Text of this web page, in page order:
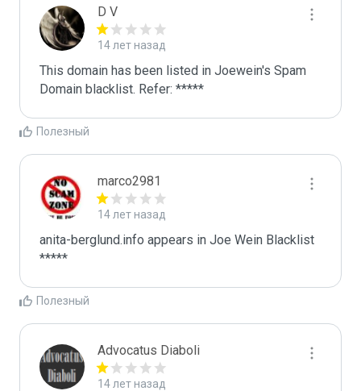
D V
14 лет назад
This domain has been listed in Joewein's Spam
Domain blacklist. Refer: *****
Полезный
marco2981
14 лет назад
anita-berglund.info appears in Joe Wein Blacklist
*****
Полезный
Advocatus Diaboli
14 лет назад